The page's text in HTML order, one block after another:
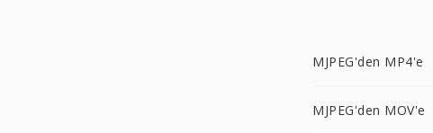
MJPEG'den MP4'e
MJPEG'den MOV'e